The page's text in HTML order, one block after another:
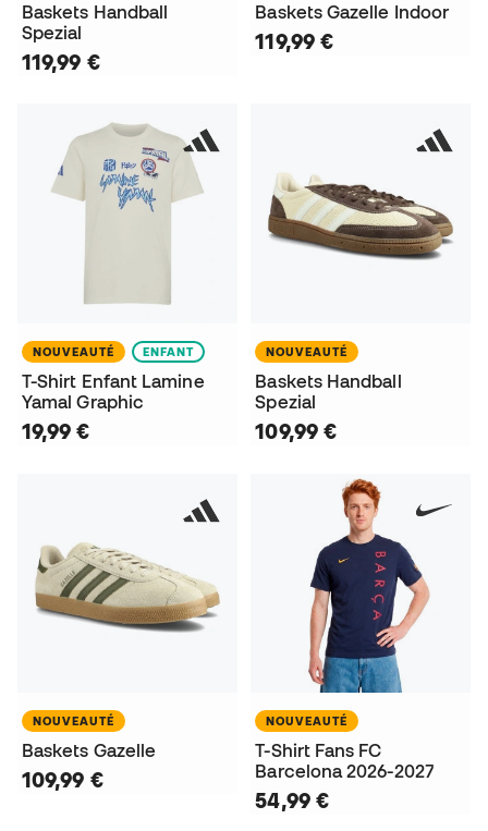
Baskets Handball
Spezial
119,99 €
Baskets Gazelle Indoor
119,99 €
NOUVEAUTÉ ENFANT
T-Shirt Enfant Lamine
Yamal Graphic
19,99 €
NOUVEAUTÉ
Baskets Handball
Spezial
109,99 €
NOUVEAUTÉ
Baskets Gazelle
109,99 €
NOUVEAUTÉ
T-Shirt Fans FC
Barcelona 2026-2027
54,99 €